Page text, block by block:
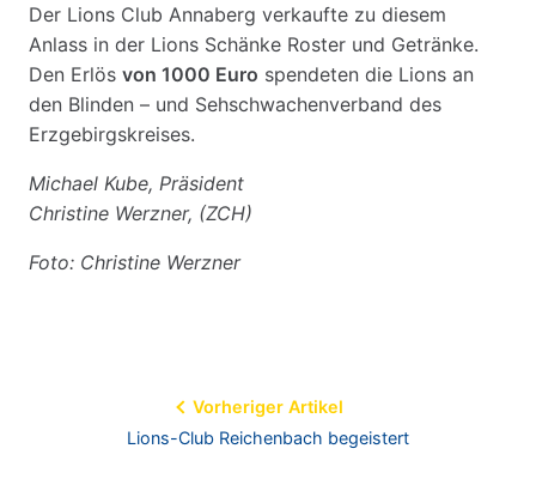
Der Lions Club Annaberg verkaufte zu diesem
Anlass in der Lions Schänke Roster und Getränke.
Den Erlös von 1000 Euro spendeten die Lions an
den Blinden – und Sehschwachenverband des
Erzgebirgskreises.
Michael Kube, Präsident
Christine Werzner, (ZCH)
Foto: Christine Werzner
Vorheriger Artikel
Lions-Club Reichenbach begeistert